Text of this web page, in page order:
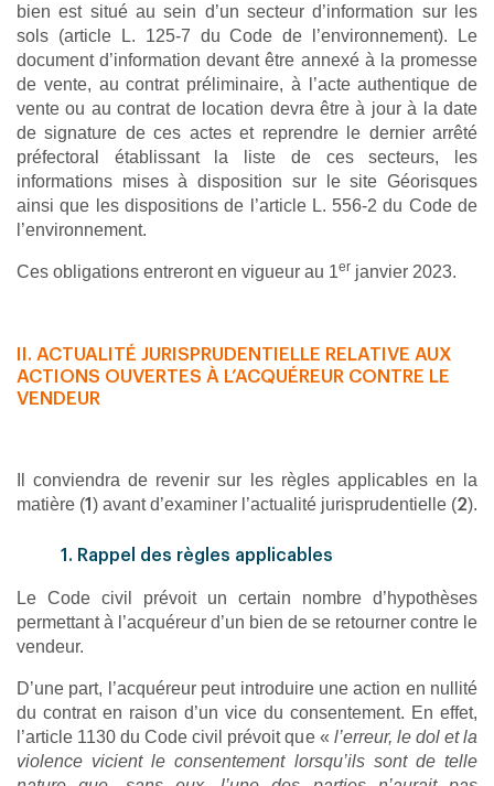
bien est situé au sein d’un secteur d’information sur les
sols (article L. 125-7 du Code de l’environnement). Le
document d’information devant être annexé à la promesse
de vente, au contrat préliminaire, à l’acte authentique de
vente ou au contrat de location devra être à jour à la date
de signature de ces actes et reprendre le dernier arrêté
préfectoral établissant la liste de ces secteurs, les
informations mises à disposition sur le site Géorisques
ainsi que les dispositions de l’article L. 556-2 du Code de
l’environnement.
Ces obligations entreront en vigueur au 1er janvier 2023.
II. ACTUALITÉ JURISPRUDENTIELLE RELATIVE AUX
ACTIONS OUVERTES À L’ACQUÉREUR CONTRE LE
VENDEUR
Il conviendra de revenir sur les règles applicables en la
matière (1 ) avant d’examiner l’actualité jurisprudentielle (2).
1. Rappel des règles applicables
Le Code civil prévoit un certain nombre d’hypothèses
permettant à l’acquéreur d’un bien de se retourner contre le
vendeur.
D’une part, l’acquéreur peut introduire une action en nullité
du contrat en raison d’un vice du consentement. En effet,
l’article 1130 du Code civil prévoit que « l’erreur, le dol et la
violence vicient le consentement lorsqu’ils sont de telle